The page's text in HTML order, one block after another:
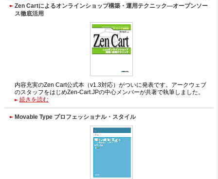
Zen Cartによるオンラインショップ構築・運用テクニック―オープンソー
ス徹底活用
内容充実のZen Cart公式本（v1.3対応）がついに発表です。アークウェブ
のスタッフをはじめZen-Cart.JPの中心メンバーが共著で執筆しました。
続きを読む
Movable Type プロフェッショナル・スタイル